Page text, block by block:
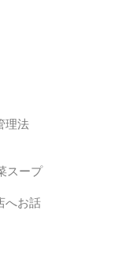
理法
スープ
へお話